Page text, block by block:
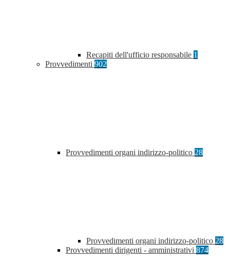
Recapiti dell'ufficio responsabile 1
Provvedimenti 902
Provvedimenti organi indirizzo-politico 28
Provvedimenti organi indirizzo-politico 28
Provvedimenti dirigenti - amministrativi 874